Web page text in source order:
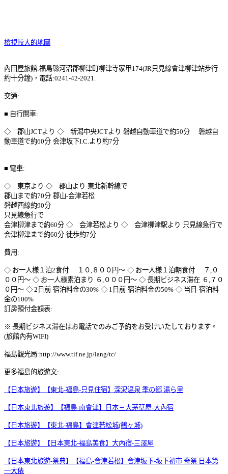
檢視較大的地圖
內田屋旅館:福島縣河沼郡柳津町柳津寺家甲174(JR只見線會津柳津站步行
約十分鐘)，電話:0241-42-2021.
交通:
■ 自行開車:
◇ 郡山JCTより ◇ 新潟中央JCTより 磐越自動車道で約50分
磐越自
動車道で約60分 会津坂下I.C.より約7分
■ 電車:
◇ 東京より ◇ 郡山より 東北新幹線で
郡山まで約70分 郡山-会津若松
磐越西線約90分
只見線急行で
会津柳津まで約60分 ◇ 会津若松より ◇ 会津柳津駅より 只見線急行で
会津柳津まで約60分 徒歩約7分
費用:
◇ お一人様１泊2食付 １０,８００円～ ◇ お一人様１泊朝食付
７,０
００円～ ◇ お一人様素泊まり ６,０００円～ ◇ 長期ビジネス滞在 ６,７０
０円～ ◇ 2日前 宿泊料金の30% ◇ 1日前 宿泊料金の50% ◇ 当日 宿泊料
金の100%
訂房預付金額表:
※ 長期ビジネス滞在はお電話でのみご予約をお受けいたしております。
(旅館內有WIFI)
福島觀光局:http://www.tif.ne.jp/lang/tc/
更多福島的旅遊文:
【日本旅遊】【東北-福島-只見住宿】深沢温泉 季の郷 湯ら里
【日本東北旅遊】【福島-南會津】日本三大茅草屋-大內宿
【日本旅遊】【東北-福島】會津若松城(鶴ヶ城)
【日本旅遊】【日本東北-福島美食】大內宿-三澤屋
【日本東北旅遊-祭典】【福島-會津若松】會津坂下-坂下初市 奇祭 日本第
一大俵